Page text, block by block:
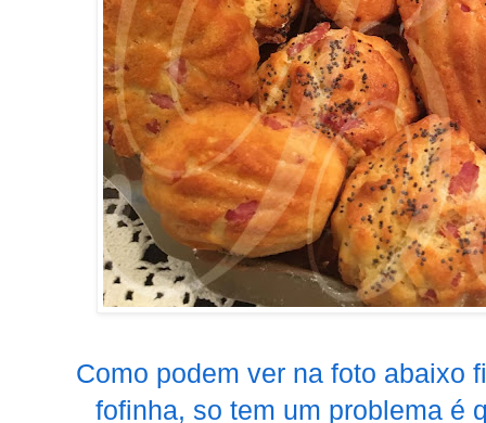
Como podem ver na foto abaixo
fofinha, so tem um problema é